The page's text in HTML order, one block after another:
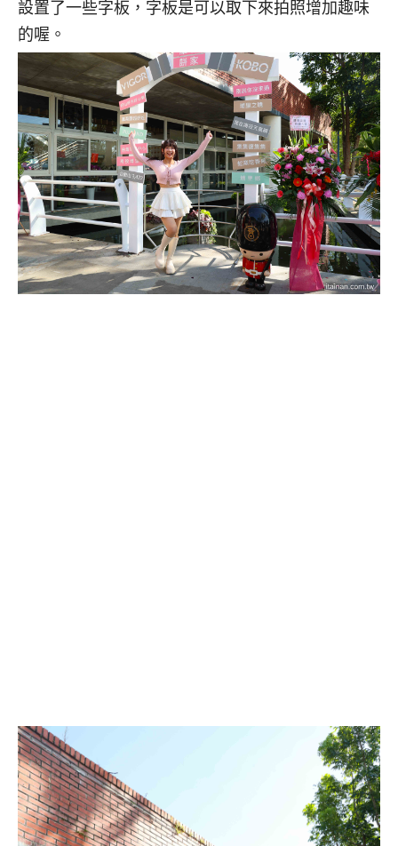
設置了一些字板，字板是可以取下來拍照增加趣味
的喔。